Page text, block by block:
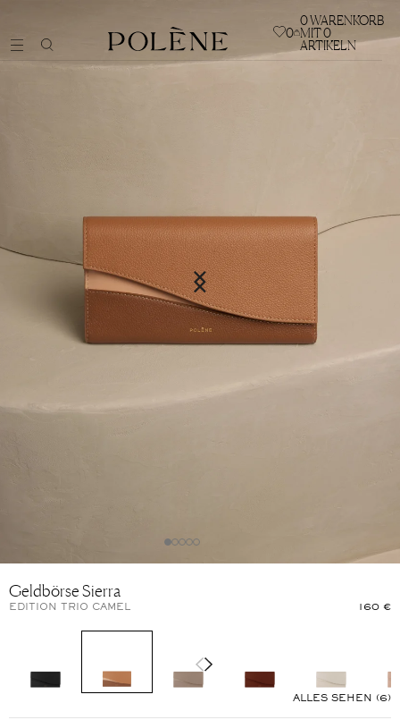
0
0WARENKORB
MIT 0
ARTIKELN
Geldbörse Sierra
EDITION TRIO CAMEL 160 €
ALLES SEHEN (6)